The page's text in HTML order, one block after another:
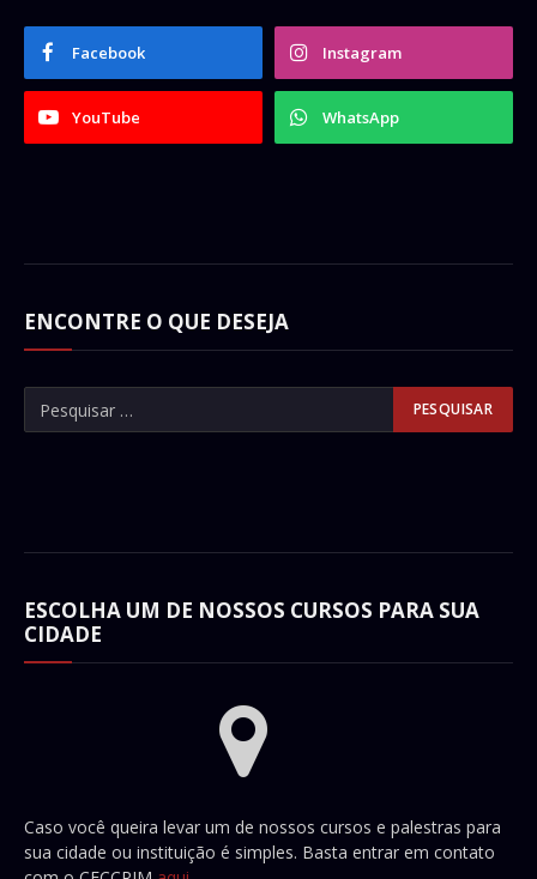
Facebook Instagram
YouTube WhatsApp
ENCONTRE O QUE DESEJA
ESCOLHA UM DE NOSSOS CURSOS PARA SUA
CIDADE
Caso você queira levar um de nossos cursos e palestras para
sua cidade ou instituição é simples. Basta entrar em contato